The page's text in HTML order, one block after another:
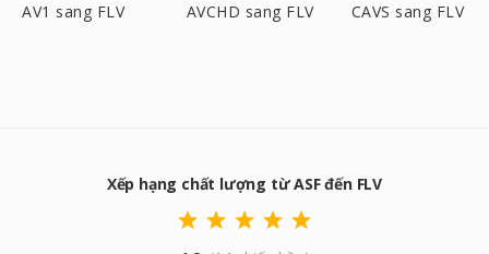
AV1 sang FLV AVCHD sang FLV CAVS sang FLV
Xếp hạng chất lượng từ ASF đến FLV